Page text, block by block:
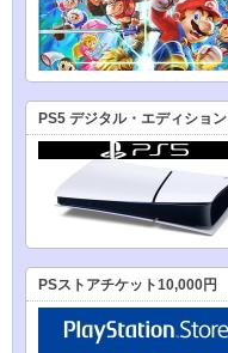
PS5 デジタル・エディション
PSストアチケット10,000円